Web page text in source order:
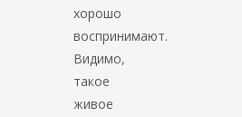
хорошо
воспринимают.
Видимо,
такое
живое